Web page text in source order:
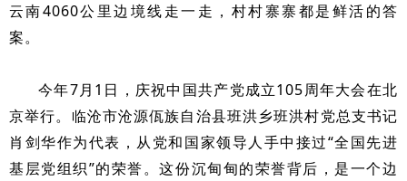
云南4060公里边境线走一走，村村寨寨都是鲜活的答
案。
今年7月1日，庆祝中国共产党成立105周年大会在北
京举行。临沧市沧源佤族自治县班洪乡班洪村党总支书记
肖剑华作为代表，从党和国家领导人手中接过“全国先进
基层党组织”的荣誉。这份沉甸甸的荣誉背后，是一个边